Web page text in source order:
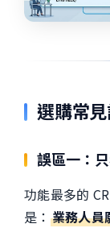
選購常
誤區一：
功能最多的
是： 業務人員